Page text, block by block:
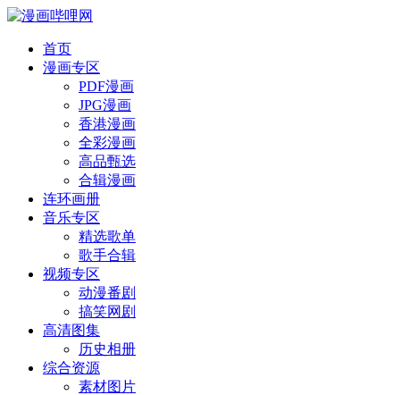
首页
漫画专区
PDF漫画
JPG漫画
香港漫画
全彩漫画
高品甄选
合辑漫画
连环画册
音乐专区
精选歌单
歌手合辑
视频专区
动漫番剧
搞笑网剧
高清图集
历史相册
综合资源
素材图片